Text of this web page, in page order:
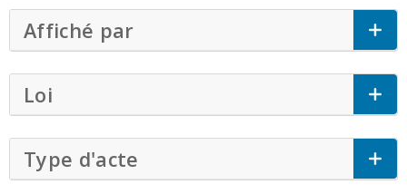
Affiché par Click to Expand Accordion
Loi
Type d'acte Click to Expand Accordion